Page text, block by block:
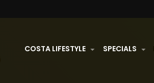
COSTA LIFESTYLE SPECIALS